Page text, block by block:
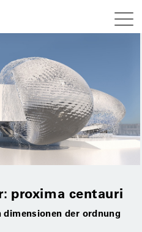
proxima centauri
dimensionen der ordnung